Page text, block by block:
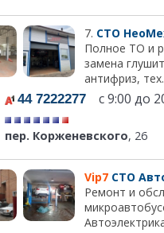
7. СТО
Полное ТО и
замена
антифриз,
44 7222277 с 9:00 до
пер. Корженевского, 26
Vip7 СТО
Ремонт и